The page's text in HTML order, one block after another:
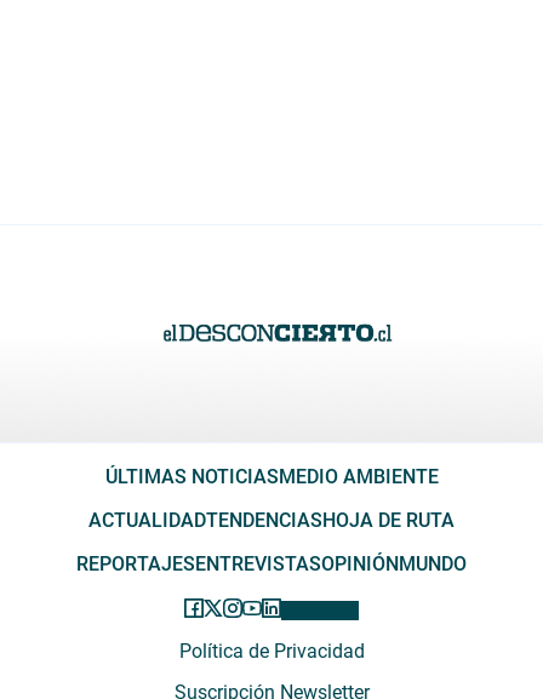
ÚLTIMAS NOTICIASMEDIO AMBIENTE
ACTUALIDADTENDENCIASHOJA DE RUTA
REPORTAJESENTREVISTASOPINIÓNMUNDO
Política de Privacidad
Suscripción Newsletter